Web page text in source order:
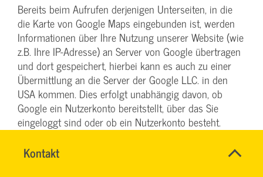
Kontakt
INGO
Name*
Bereits beim Aufrufen derjenigen Unterseiten, in die
die Karte von Google Maps eingebunden ist, werden
Informationen über Ihre Nutzung unserer Website (wie
z.B. Ihre IP-Adresse) an Server von Google übertragen
und dort gespeichert, hierbei kann es auch zu einer
Übermittlung an die Server der Google LLC. in den
USA kommen. Dies erfolgt unabhängig davon, ob
Google ein Nutzerkonto bereitstellt, über das Sie
eingeloggt sind oder ob ein Nutzerkonto besteht.
Daten direkt Ihrem Konto zugeordnet. Wenn Sie die